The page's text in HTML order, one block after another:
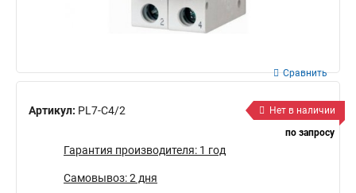
Артикул: PL7-C4/2
Сравнить
Нет в наличии
по запросу
Гарантия производителя: 1 год
Самовывоз: 2 дня